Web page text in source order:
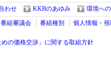
わせ KKBのあゆみ
環境へ
番組審議会 番組種別
個人情報・
めの価格交渉」に関する取組方針